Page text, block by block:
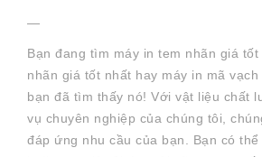
—
Bạn đang tìm máy in tem nhãn giá
nhãn giá tốt nhất hay máy in mã vạch
bạn đã tìm thấy nó! Với vật liệu chất
vụ chuyên nghiệp của chúng tôi,
đáp ứng nhu cầu của bạn. Bạn có